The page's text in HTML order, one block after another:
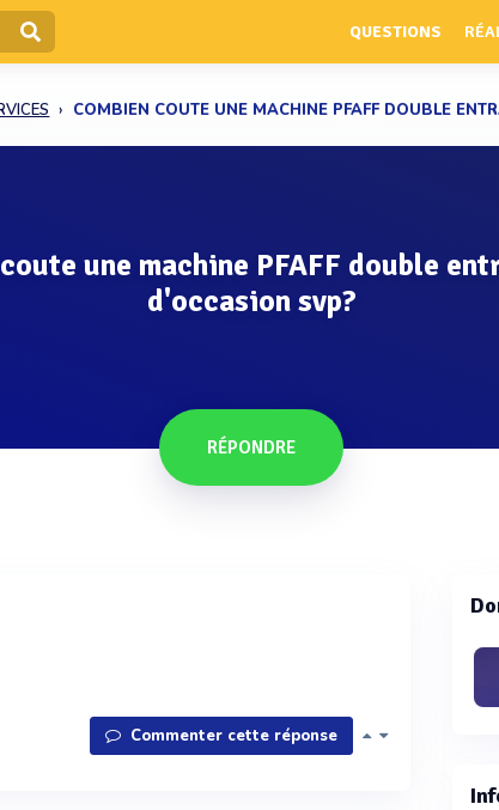
QUESTIONS
COMBIEN COUTE UNE MACHINE PFAFF DOUBLE
une machine PFAFF double
d'occasion svp?
RÉPONDRE
Commenter cette réponse